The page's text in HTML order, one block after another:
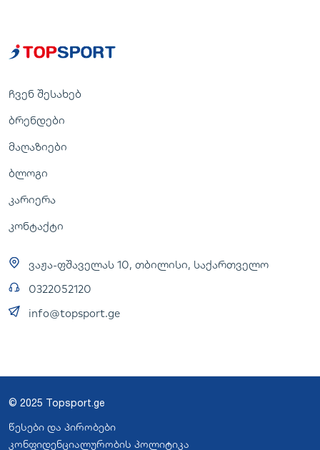
ჩვენ შესახებ
ბრენდები
მაღაზიები
ბლოგი
კარიერა
კონტაქტი
ვაჟა-ფშაველას 10, თბილისი, საქართველო
0322052120
info@topsport.ge
© 2025 Topsport.ge
წესები და პირობები
კონფიდენციალურობის პოლიტიკა